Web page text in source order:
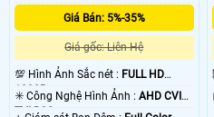
Giá Bán: 5%-35%
Giá gốc: Liên Hệ
💯 Hình Ảnh Sắc nét : FULL HD
1080P .
✳️ Công Nghệ Hình Ảnh : AHD CVI
TVI BCS.